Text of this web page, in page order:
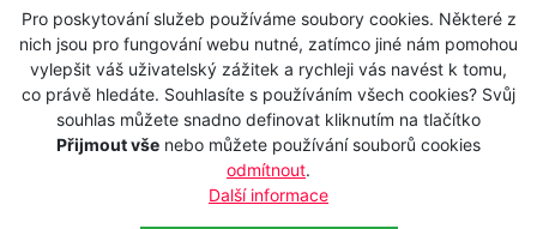
Pro poskytování služeb používáme soubory cookies. Některé z
nich jsou pro fungování webu nutné, zatímco jiné nám pomohou
vylepšit váš uživatelský zážitek a rychleji vás navést k tomu,
co právě hledáte. Souhlasíte s používáním všech cookies? Svůj
souhlas můžete snadno definovat kliknutím na tlačítko
Přijmout vše nebo můžete používání souborů cookies
odmítnout.
Další informace
Olej na plnovous Cpt. FAWCETT -
Ricki Hall Booze & Baccy - cestovní
balení 10ml
Skladem
379 Kč s DPH
313,22 Kčbez DPH